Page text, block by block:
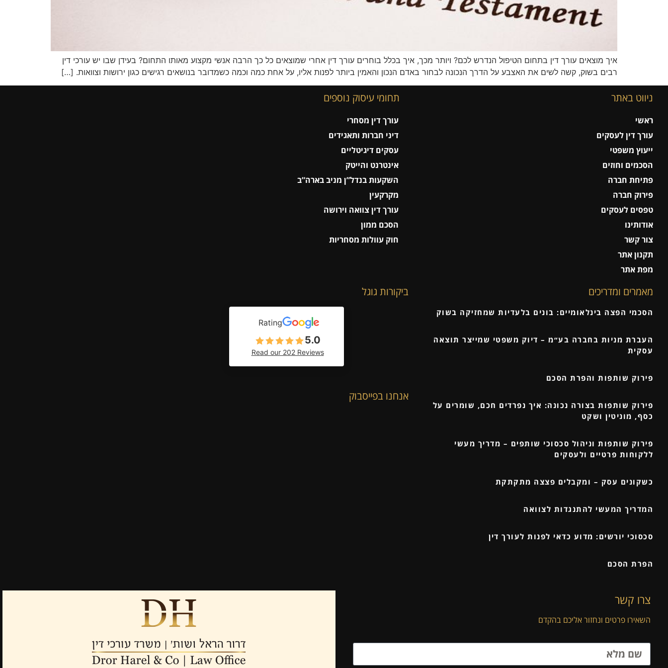
איך מוצאים עורך דין בתחום הטיפול הנדרש לכם? ויותר מכך, איך בכלל בוחרים עורך דין אחרי שמוצאים כל כך הרבה אנשי מקצוע מאותו התחום? בעידן שבו יש עורכי דין
רבים בשוק, קשה לשים את האצבע על הדרך הנכונה לבחור באדם הנכון והאמין ביותר לפנות אליו, על אחת כמה וכמה כשמדובר בנושאים רגישים כגון ירושות וצוואות. […]
ניווט באתר
ראשי
עורך דין לעסקים
ייעוץ משפטי
הסכמים וחוזים
פתיחת חברה
פירוק חברה
טפסים לעסקים
אודותינו
צור קשר
תקנון אתר
מפת אתר
תחומי עיסוק נוספים
עורך דין מסחרי
דיני חברות ותאגידים
עסקים דיגיטליים
אינטרנט והייטק
השקעות בנדל”ן מניב בארה”ב
מקרקעין
עורך דין צוואה וירושה
הסכם ממון
חוק עוולות מסחריות
מאמרים ומדריכים
הסכמי הפצה בינלאומיים: בונים בלעדיות שמחזיקה בשוק
העברת מניות בחברה בע״מ – דיוק משפטי שמייצר תוצאה
עסקית
פירוק שותפות והפרת הסכם
פירוק שותפות בצורה נכונה: איך נפרדים חכם, שומרים על
כסף, מוניטין ושקט
פירוק שותפות וניהול סכסוכי שותפים – מדריך מעשי
ללקוחות פרטיים ולעסקים
כשקונים עסק – ומקבלים פצצה מתקתקת
המדריך המעשי להתנגדות לצוואה
סכסוכי יורשים: מדוע כדאי לפנות לעורך דין
הפרת הסכם
ביקורות גוגל
Rating
5.0
Read our 202 Reviews
אנחנו בפייסבוק
צרו קשר
השאירו פרטים ונחזור אליכם בהקדם